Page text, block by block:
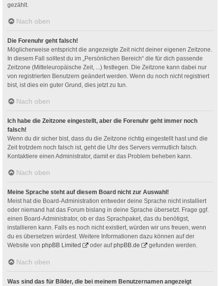
gezählt.
Nach oben
Die Forenuhr geht falsch!
Möglicherweise entspricht die angezeigte Zeit nicht deiner eigenen Zeitzone.
In diesem Fall solltest du im „Persönlichen Bereich“ die für dich passende
Zeitzone (Mitteleuropäische Zeit, ...) festlegen. Die Zeitzone kann dabei nur
von registrierten Benutzern geändert werden. Wenn du noch nicht registriert
bist, ist dies ein guter Grund, dies jetzt zu tun.
Nach oben
Ich habe die Zeitzone eingestellt, aber die Forenuhr geht immer noch
falsch!
Wenn du dir sicher bist, dass du die Zeitzone richtig eingestellt hast und die
Zeit trotzdem noch falsch ist, geht die Uhr des Servers vermutlich falsch.
Kontaktiere einen Administrator, damit er das Problem beheben kann.
Nach oben
Meine Sprache steht auf diesem Board nicht zur Auswahl!
Meist hat die Board-Administration entweder deine Sprache nicht installiert
oder niemand hat das Forum bislang in deine Sprache übersetzt. Frage ggf.
einen Board-Administrator, ob er das Sprachpaket, das du benötigst,
installieren kann. Falls es noch nicht existiert, würden wir uns freuen, wenn
du es übersetzen würdest. Weitere Informationen dazu können auf der
Website von phpBB Limited oder aufphpBB.de gefunden werden.
Nach oben
Was sind das für Bilder, die bei meinem Benutzernamen angezeigt